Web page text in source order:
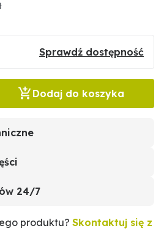
Sprawdź dostępność
Dodaj do koszyka
24/7
produktu? Skontaktuj się z